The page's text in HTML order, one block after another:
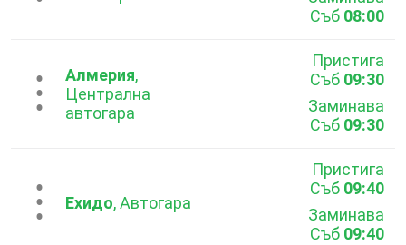
Съб 08:00
...Алмерия,
Централна
автогара
Пристига
Съб 09:30
Заминава
Съб 09:30
...Ехидо, Автогара
Пристига
Съб 09:40
Заминава
Съб 09:40